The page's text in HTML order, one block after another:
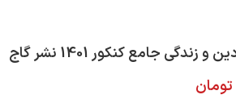
تومان